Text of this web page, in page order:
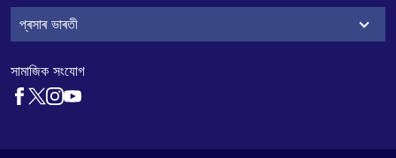
প্ৰসাৰ ভাৰতী
সামাজিক সংযোগ